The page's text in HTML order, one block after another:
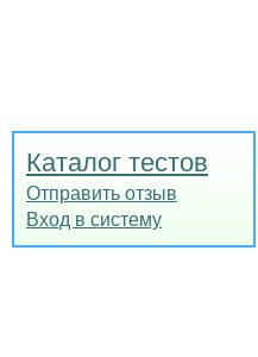
Каталог тестов
Отправить отзыв
Вход в систему